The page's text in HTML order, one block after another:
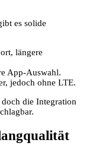
es solide
längere
App‑Auswahl.
jedoch ohne LTE.
die Integration